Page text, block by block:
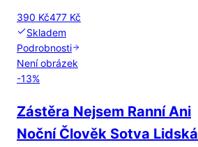
390 Kč477 Kč
Skladem
Podrobnosti
Není obrázek
-13%
Zástěra Nejsem Ranní Ani
Noční Člověk Sotva Lidská